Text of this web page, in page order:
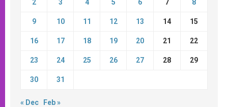
2 3 4 5 6 7 8
9 10 11 12 13 14 15
16 17 18 19 20 21 22
23 24 25 26 27 28 29
30 31
« Dec Feb »